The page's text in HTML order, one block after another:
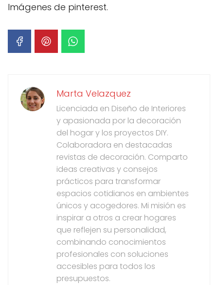
Imágenes de pinterest.
Marta Velazquez
Licenciada en Diseño de Interiores
y apasionada por la decoración
del hogar y los proyectos DIY.
Colaboradora en destacadas
revistas de decoración. Comparto
ideas creativas y consejos
prácticos para transformar
espacios cotidianos en ambientes
únicos y acogedores. Mi misión es
inspirar a otros a crear hogares
que reflejen su personalidad,
combinando conocimientos
profesionales con soluciones
accesibles para todos los
presupuestos.